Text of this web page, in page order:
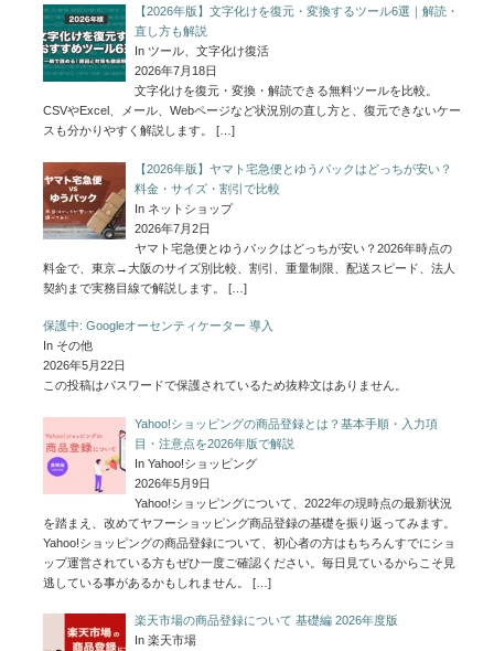
【2026年版】文字化けを復元・変換するツール6選｜解読・
直し方も解説
In ツール、文字化け復活
2026年7月18日
文字化けを復元・変換・解読できる無料ツールを比較。
CSVやExcel、メール、Webページなど状況別の直し方と、復元できないケー
スも分かりやすく解説します。
[…]
【2026年版】ヤマト宅急便とゆうパックはどっちが安い？
料金・サイズ・割引で比較
In ネットショップ
2026年7月2日
ヤマト宅急便とゆうパックはどっちが安い？2026年時点の
料金で、東京→大阪のサイズ別比較、割引、重量制限、配送スピード、法人
契約まで実務目線で解説します。
[…]
保護中: Googleオーセンティケーター 導入
In その他
2026年5月22日
この投稿はパスワードで保護されているため抜粋文はありません。
Yahoo!ショッピングの商品登録とは？基本手順・入力項
目・注意点を2026年版で解説
In Yahoo!ショッピング
2026年5月9日
Yahoo!ショッピングについて、2022年の現時点の最新状況
を踏まえ、改めてヤフーショッピング商品登録の基礎を振り返ってみます。
Yahoo!ショッピングの商品登録について、初心者の方はもちろんすでにショ
ップ運営されている方もぜひ一度ご確認ください。毎日見ているからこそ見
逃している事があるかもしれません。
[…]
楽天市場の商品登録について 基礎編 2026年度版
In 楽天市場